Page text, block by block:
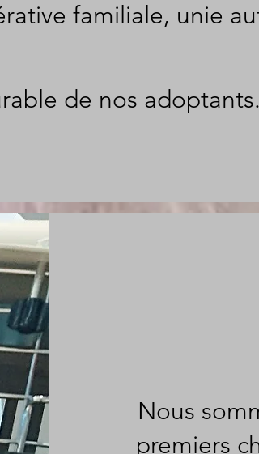
familiale, unie
de nos adoptants.
Nous
premiers